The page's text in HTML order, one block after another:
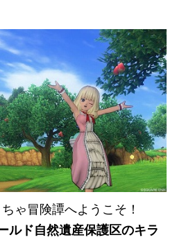
ゃ冒険譚へようこそ！
ルド自然遺産保護区のキラ